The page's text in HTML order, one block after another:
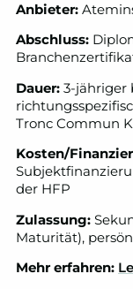
Anbieter:
Abschluss:
Dauer: 3-jähriger
Tronc Commun
Kosten/
der HFP
Zulassung:
Maturität),
Mehr erfahren: